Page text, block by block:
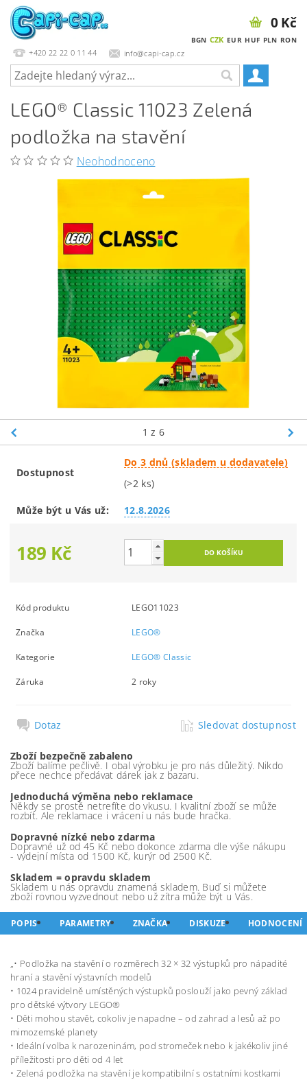
+420 22 22 0 11 44 info@capi-cap.cz
BGN CZK EUR HUF PLN RON
0 Kč
LEGO® Classic 11023 Zelená
podložka na stavění
Neohodnoceno
1 z 6
Dostupnost
Do 3 dnů (skladem u dodavatele)
(>2 ks)
Může být u Vás už: 12.8.2026
189 Kč
Kód produktu LEGO11023
Značka LEGO®
Kategorie LEGO® Classic
Záruka 2 roky
Dotaz Sledovat dostupnost
Zboží bezpečně zabaleno
Zboží balíme pečlivě. I obal výrobku je pro nás důležitý. Nikdo
přece nechce předávat dárek jak z bazaru.
Jednoduchá výměna nebo reklamace
Někdy se prostě netrefíte do vkusu. I kvalitní zboží se může
rozbít. Ale reklamace i vrácení u nás bude hračka.
Dopravné nízké nebo zdarma
Dopravné už od 45 Kč nebo dokonce zdarma dle výše nákupu
- výdejní místa od 1500 Kč, kurýr od 2500 Kč.
Skladem = opravdu skladem
Skladem u nás opravdu znamená skladem. Buď si můžete
zboží rovnou vyzvednout nebo už zítra může být u Vás.
POPIS PARAMETRY ZNAČKA DISKUZE HODNOCENÍ
„• Podložka na stavění o rozměrech 32 × 32 výstupků pro nápadité
hraní a stavění výstavních modelů
• 1024 pravidelně umístěných výstupků poslouží jako pevný základ
pro dětské výtvory LEGO®
• Děti mohou stavět, cokoliv je napadne – od zahrad a lesů až po
mimozemské planety
• Ideální volba k narozeninám, pod stromeček nebo k jakékoliv jiné
příležitosti pro děti od 4 let
• Zelená podložka na stavění je kompatibilní s ostatními kostkami